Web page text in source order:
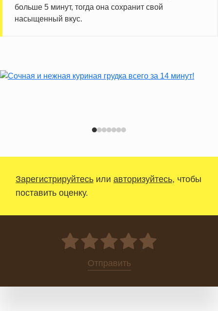
больше 5 минут, тогда она сохранит свой
насыщенный вкус.
Зарегистрируйтесь или авторизуйтесь, чтобы
поставить оценку.
0
Отправить